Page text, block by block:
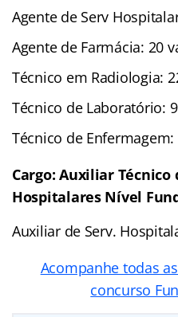
Agente de Serv
Agente de Farmácia: 20
Técnico em Radiologia:
Técnico de Laboratório:
Técnico de Enfermagem:
Cargo: Auxiliar Técnico
Hospitalares Nível
Auxiliar de Serv.
Acompanhe todas
concurso